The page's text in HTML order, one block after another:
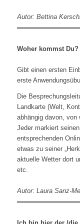
Autor: Bettina
Woher kommst Du?
Gibt einen ersten
erste
Die
Landkarte (Welt,
abhängig davon, von
Jeder markiert
entsprechenden
etwas zu seiner
aktuelle Wetter dort
etc.
Autor: Laura Sanz-